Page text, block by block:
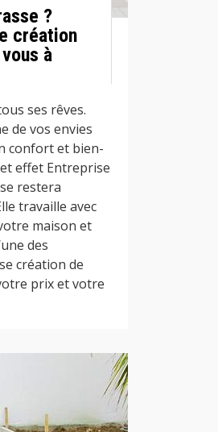
?
création
à
ses rêves.
de vos envies
confort et bien-
effet Entreprise
restera
travaille avec
maison et
des
création de
prix et votre